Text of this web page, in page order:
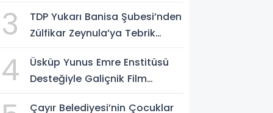
3
TDP Yukarı Banisa Şubesi’nden
Zülfikar Zeynula’ya Tebrik
4
Üsküp Yunus Emre Enstitüsü
Desteğiyle Galiçnik Film
Çayır Belediyesi’nin Çocuklar